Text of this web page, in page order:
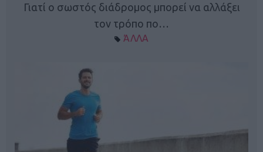
Γιατί ο σωστός διάδρομος μπορεί να αλλάξει
τον τρόπο πο…
ΆΛΛΑ